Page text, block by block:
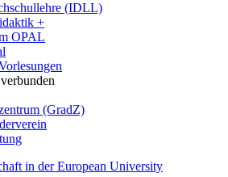
(IDLL)
+
OPAL
(GradZ)